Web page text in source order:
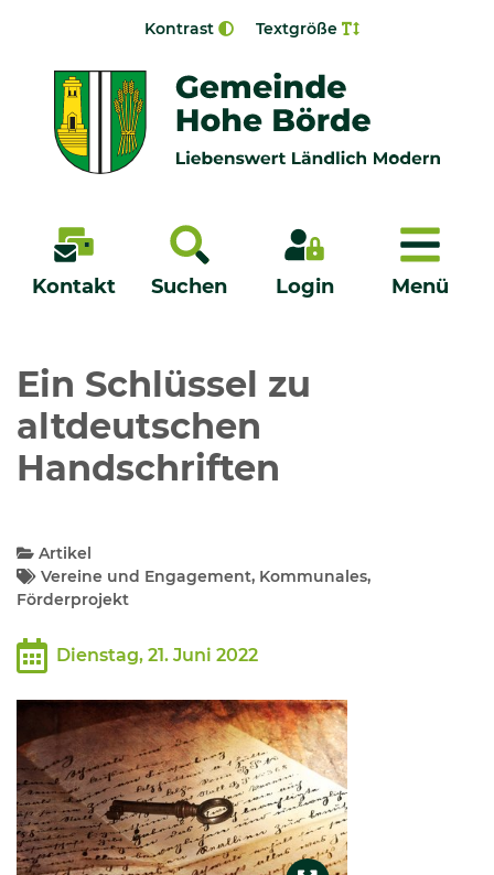
Kontrast Textgröße
Kontakt Suchen Login Menü
Menü
Bürgerservice - Onlinedienste
Neuigkeiten
Kommunalpolitik
Tourismus, Freizeit, Dorfleben
Ehrenamt und Engagement
Ein Schlüssel zu
altdeutschen
Handschriften
Artikel
Vereine und Engagement, Kommunales,
Förderprojekt
Dienstag, 21. Juni 2022